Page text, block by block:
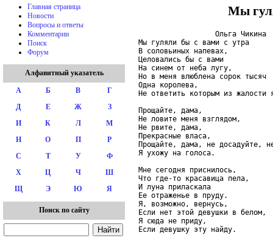
Главная страница
Новости
Вопросы и ответы
Комментарии
Поиск
Форум
Алфавитный указатель
А Б В
Г
Д
Е Ж
З
И
К Л
М
Н
О П
Р
С
Т У
Ф
Х
Ц Ч
Ш
Щ
Э Ю Я
Поиск по сайту
Мы
                  Ольга Чикина
Мы гуляли бы с вами с утра
В соловьиных напевах,
Целовались бы с вами
На синем от неба лугу,
Но в меня влюблена сорок тысяч
Одна королева,
Не ответить которым из жалости
Прощайте, дама,
Не ловите меня взглядом,
Не рвите, дама,
Прекрасные власа,
Прощайте, дама, не досадуйте,
Я ухожу на голоса.
Мне сегодня приснилось,
Что где-то красавица пела,
И луна приласкала
Ее отраженье в пруду.
Я, возможно, вернусь,
Если нет этой девушки в белом,
Я сюда не приду,
Если девушку эту найду.